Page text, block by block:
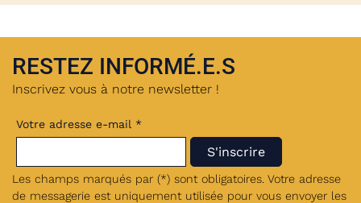
RESTEZ INFORMÉ.E.S
Inscrivez vous à notre newsletter !
Votre adresse e-mail *
Les champs marqués par (*) sont obligatoires. Votre adresse
de messagerie est uniquement utilisée pour vous envoyer les